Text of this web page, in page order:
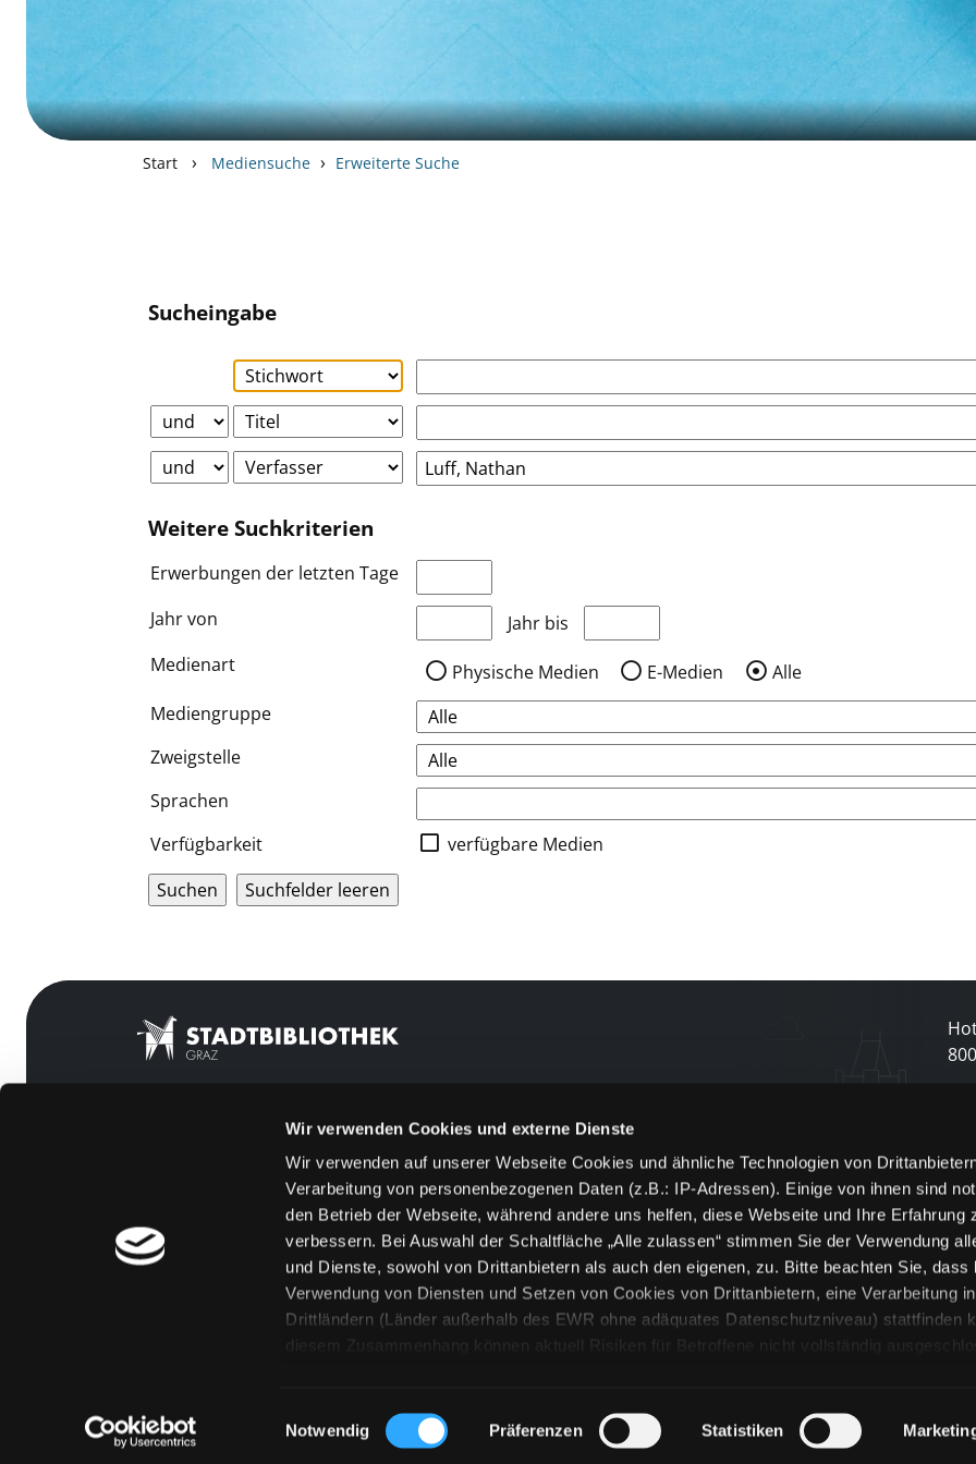
Wir verwenden Cookies und externe Dienste
Wir verwenden auf unserer Webseite Cookies und ähnliche Technologien von
Verarbeitung von personenbezogenen Daten (z.B.: IP-Adressen). Einige von ihnen sind
den Betrieb der Webseite, während andere uns helfen, diese Webseite und Ihre Erfahrung
verbessern. Bei Auswahl der Schaltfläche „Alle zulassen“ stimmen Sie der Verwendung
und Dienste, sowohl von Drittanbietern als auch den eigenen, zu. Bitte beachten Sie, dass
Verwendung von Diensten und Setzen von Cookies von Drittanbietern, eine Verarbeitung
Drittländern (Länder außerhalb des EWR ohne adäquates Datenschutzniveau) stattfinden
diesem Zusammenhang können aktuell Risiken für Betroffene nicht vollständig
„Details zeigen“ finden Sie Erklärungen zu den verschiedenen Kategorien von Cookies und
Technologien. Selbstverständlich können Sie über unsere „Cookie-Einstellungen“ unter
Einwilligungsauswahl
Notwendig Präferenzen Statistiken
Start › Mediensuche › Erweiterte Suche
Sucheingabe
Weitere Suchkriterien
Erwerbungen der letzten Tage
Jahr von
Medien anzeigen, die nach dem Jahr veröffentlicht wurden
Jahr bis
Medienart
Physische Medien E-Medien
Alle
Mediengruppe
Zweigstelle
Sprachen
Verfügbarkeit
verfügbare Medien
800
[kju:b]
Feedback
Kontakt
Über uns
Jobs
Medienwunsch
FAQs